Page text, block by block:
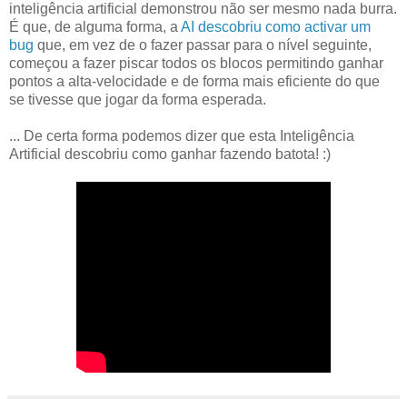
inteligência artificial demonstrou não ser mesmo nada burra.
É que, de alguma forma, a AI descobriu como activar um
bug que, em vez de o fazer passar para o nível seguinte,
começou a fazer piscar todos os blocos permitindo ganhar
pontos a alta-velocidade e de forma mais eficiente do que
se tivesse que jogar da forma esperada.
... De certa forma podemos dizer que esta Inteligência
Artificial descobriu como ganhar fazendo batota! :)